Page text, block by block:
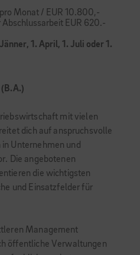
Monat / EUR 10.800,-
EUR 620.-
1. April, 1. Juli oder 1.
mit vielen
dich auf anspruchsvolle
Unternehmen und
Die angebotenen
die wichtigsten
und Einsatzfelder für
Management
öffentliche Verwaltungen